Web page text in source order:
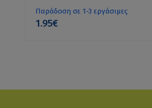
Παράδοση σε 1-3 εργάσιμες
1.95€